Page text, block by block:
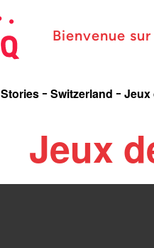
Bienvenue
Stories Switzerland Jeux
Jeux